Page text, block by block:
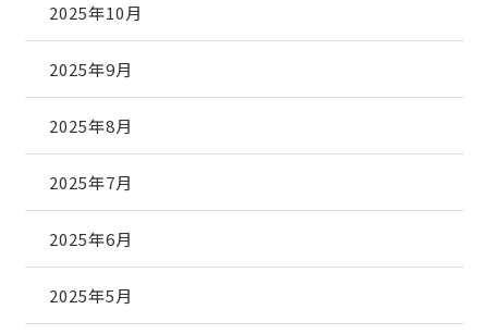
2025年10月
2025年9月
2025年8月
2025年7月
2025年6月
2025年5月